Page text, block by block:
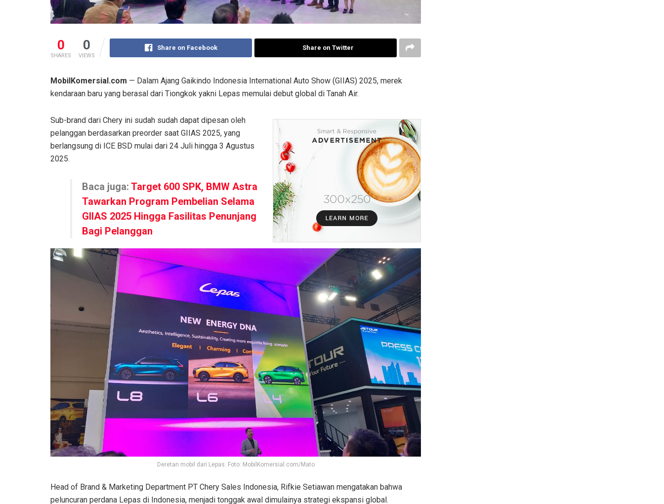
0
SHARES
0
VIEWS
Share on Facebook Share on Twitter
MobilKomersial.com — Dalam Ajang Gaikindo Indonesia International Auto Show (GIIAS) 2025, merek
kendaraan baru yang berasal dari Tiongkok yakni Lepas memulai debut global di Tanah Air.
Sub-brand dari Chery ini sudah sudah dapat dipesan oleh
pelanggan berdasarkan preorder saat GIIAS 2025, yang
berlangsung di ICE BSD mulai dari 24 Juli hingga 3 Agustus
2025.
Baca juga: Target 600 SPK, BMW Astra
Tawarkan Program Pembelian Selama
GIIAS 2025 Hingga Fasilitas Penunjang
Bagi Pelanggan
Deretan mobil dari Lepas. Foto: MobilKomersial.com/Mato
Head of Brand & Marketing Department PT Chery Sales Indonesia, Rifkie Setiawan mengatakan bahwa
peluncuran perdana Lepas di Indonesia, menjadi tonggak awal dimulainya strategi ekspansi global.